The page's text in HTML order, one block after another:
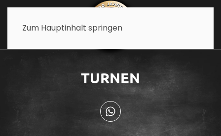
Zum Hauptinhalt springen
TURNEN